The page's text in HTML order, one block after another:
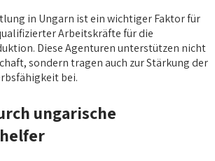
in Ungarn ist ein wichtiger Faktor für
Arbeitskräfte für die
Diese Agenturen unterstützen nicht
sondern tragen auch zur Stärkung der
bei.
ungarische